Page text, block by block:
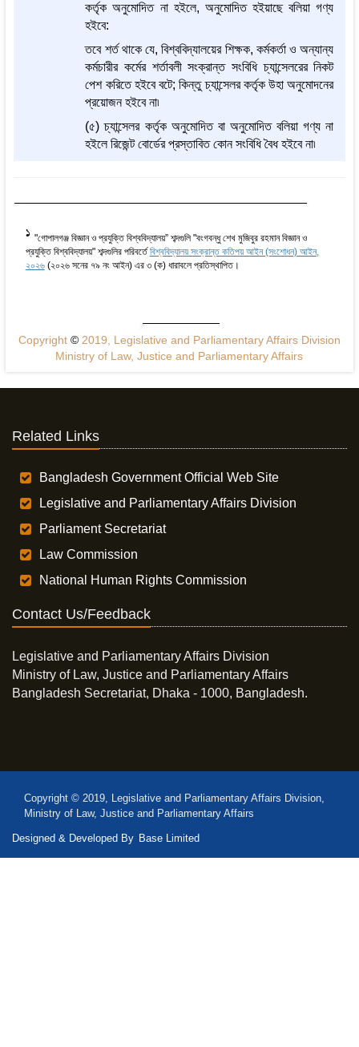
কর্তৃক অনুমোদিত না হইলে, অনুমোদিত হইয়াছে বলিয়া গণ্য
হইবে:
তবে শর্ত থাকে যে, বিশ্ববিদ্যালয়ের শিক্ষক, কর্মকর্তা ও অন্যান্য
কর্মচারীর কর্মের শর্তাবলী সংক্রান্ত সংবিধি চ্যান্সেলরের নিকট
পেশ করিতে হইবে বটে; কিন্তু চ্যান্সেলর কর্তৃক উহা অনুমোদনের
প্রয়োজন হইবে না৷
(৫) চ্যান্সেলর কর্তৃক অনুমোদিত বা অনুমোদিত বলিয়া গণ্য না
হইলে রিজেন্ট বোর্ডের প্রস্তাবিত কোন সংবিধি বৈধ হইবে না৷
1 "গোপালগঞ্জ বিজ্ঞান ও প্রযুক্তি বিশ্ববিদ্যালয়” শব্দগুলি "বংগবন্ধু শেখ মুজিবুর রহমান বিজ্ঞান ও
প্রযুক্তি বিশ্ববিদ্যালয়" শব্দগুলির পরিবর্তেবিশ্ববিদ্যালয় সংক্রান্ত কতিপয় আইন (সংশোধন) আইন,
২০২৬(২০২৬ সনের ৭৯ নং আইন) এর ৩ (ক) ধারাবলে প্রতিস্থাপিত।
Copyright ©2019, Legislative and Parliamentary Affairs Division
Ministry of Law, Justice and Parliamentary Affairs
Related Links
Bangladesh Government Official Web Site
Legislative and Parliamentary Affairs Division
Parliament Secretariat
Law Commission
National Human Rights Commission
Contact Us/Feedback
Legislative and Parliamentary Affairs Division
Ministry of Law, Justice and Parliamentary Affairs
Bangladesh Secretariat, Dhaka - 1000, Bangladesh.
Copyright © 2019, Legislative and Parliamentary Affairs Division,
Ministry of Law, Justice and Parliamentary Affairs
Designed & Developed By Base Limited